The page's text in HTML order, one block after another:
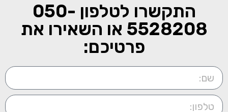
התקשרו לטלפון050-
5528208או השאירו את
פרטיכם: